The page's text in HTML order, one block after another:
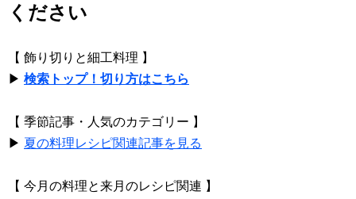
ください
【 飾り切りと細工料理 】
▶ 検索トップ！切り方はこちら
【 季節記事・人気のカテゴリー 】
▶ 夏の料理レシピ関連記事を見る
【 今月の料理と来月のレシピ関連 】